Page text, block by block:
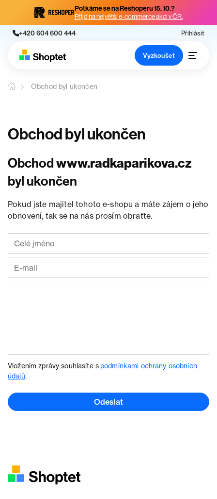
Potkáme se na Reshoperu 15. 10.?
Přijď na největší e-commerce akci v ČR.
+420 604 600 444 Přihlásit
Vyzkoušet
Obchod byl ukončen
Obchod byl ukončen
Obchodwww.radkaparikova.cz
byl ukončen
Pokud jste majitel tohoto e-shopu a máte zájem o jeho
obnovení, tak se na nás prosím obraťte.
Vložením zprávy souhlasíte spodmínkami ochrany osobních
údajů.
Odeslat